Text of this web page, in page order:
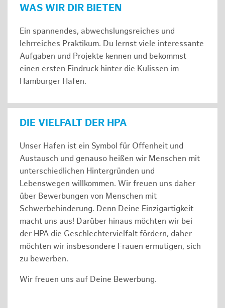
WAS WIR DIR BIETEN
Ein spannendes, abwechslungsreiches und
lehrreiches Praktikum. Du lernst viele interessante
Aufgaben und Projekte kennen und bekommst
einen ersten Eindruck hinter die Kulissen im
Hamburger Hafen.
DIE VIELFALT DER HPA
Unser Hafen ist ein Symbol für Offenheit und
Austausch und genauso heißen wir Menschen mit
unterschiedlichen Hintergründen und
Lebenswegen willkommen. Wir freuen uns daher
über Bewerbungen von Menschen mit
Schwerbehinderung. Denn Deine Einzigartigkeit
macht uns aus! Darüber hinaus möchten wir bei
der HPA die Geschlechtervielfalt fördern, daher
möchten wir insbesondere Frauen ermutigen, sich
zu bewerben.
Wir freuen uns auf Deine Bewerbung.